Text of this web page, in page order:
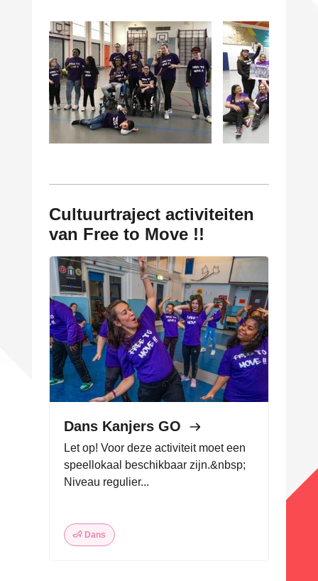
Cultuurtraject activiteiten
van Free to Move !!
Dans Kanjers GO
Let op! Voor deze activiteit moet een
speellokaal beschikbaar zijn.&nbsp;
Niveau regulier...
Dans